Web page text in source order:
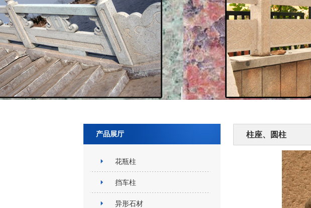
产品展厅
花瓶柱
挡车柱
异形石材
柱座、圆柱